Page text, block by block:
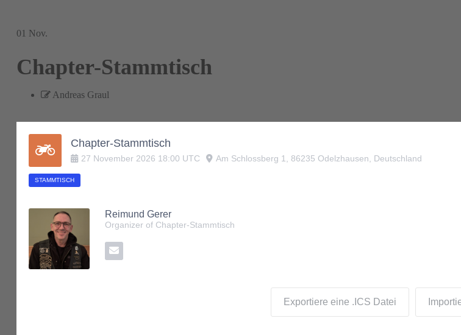
01 Nov.
Chapter-Stammtisch
Andreas Graul
Chapter-Stammtisch
27 November 2026 18:00 UTC Am Schlossberg 1, 86235 Odelzhausen, Deutschland
STAMMTISCH
Reimund Gerer
Organizer of Chapter-Stammtisch
Exportiere eine .ICS Datei